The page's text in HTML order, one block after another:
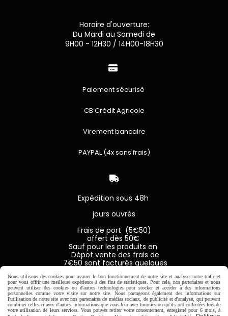
Horaire d'ouverture:
Du Mardi au Samedi de
9H00 - 12H30 / 14H00-18H30

Paiement sécurisé
CB Crédit Agricole
Virement bancaire
PAYPAL (4x sans frais)

Expédition sous 48h
jours ouvrés
Frais de port (5€50)
offert dès 50€
Sauf pour les produits en
Dépot vente des frais de
7€50 sont facturés quelques
Facebook est désactivé. Autoriser
Nous utilisons des cookies pour assurer le bon fonctionnement de notre site et analyser notre trafic et
pour vous offrir une meilleure expérience à des fins de statistiques. Pour cela, nos partenaires et nous
peuvent utiliser des cookies ou d'autres technologies pour stocker et accéder à des informations
personnelles comme votre visite sur notre site. Nous partageons également des informations sur
l'utilisation de notre site avec nos partenaires de médias sociaux, de publicité et d'analyse, qui peuvent
combiner celles-ci avec d'autres informations que vous leur avez fournies ou qu'ils ont collectées lors de
votre utilisation de leurs services. Vous pouvez retirer votre consentement, enregistré pour 6 mois, à